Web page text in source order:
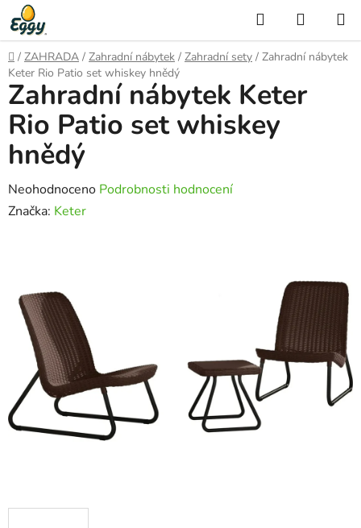
Přejít
na
obsah
Hledat
KOŠÍK
Domů
/ ZAHRADA / Zahradní nábytek / Zahradní sety / Zahradní nábytek
Keter Rio Patio set whiskey hnědý
Zahradní nábytek Keter
Rio Patio set whiskey
hnědý
Průměrné
hodnocení
hvězdiček.
Neohodnoceno Podrobnosti hodnocení
Značka: Keter